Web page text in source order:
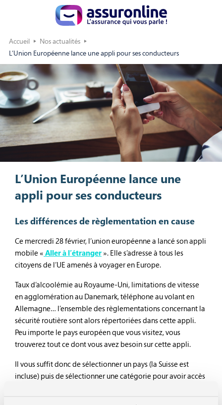
Accueil
Nos actualités
L’Union Européenne lance une appli pour ses conducteurs
L’Union Européenne lance une
appli pour ses conducteurs
Les différences de règlementation en cause
Ce mercredi 28 février, l’union européenne a lancé son appli
mobile « Aller à l’étranger ». Elle s’adresse à tous les
citoyens de l’UE amenés à voyager en Europe.
Taux d’alcoolémie au Royaume-Uni, limitations de vitesse
en agglomération au Danemark, téléphone au volant en
Allemagne… l’ensemble des règlementations concernant la
sécurité routière sont alors répertoriées dans cette appli.
Peu importe le pays européen que vous visitez, vous
trouverez tout ce dont vous avez besoin sur cette appli.
Il vous suffit donc de sélectionner un pays (la Suisse est
incluse) puis de sélectionner une catégorie pour avoir accès